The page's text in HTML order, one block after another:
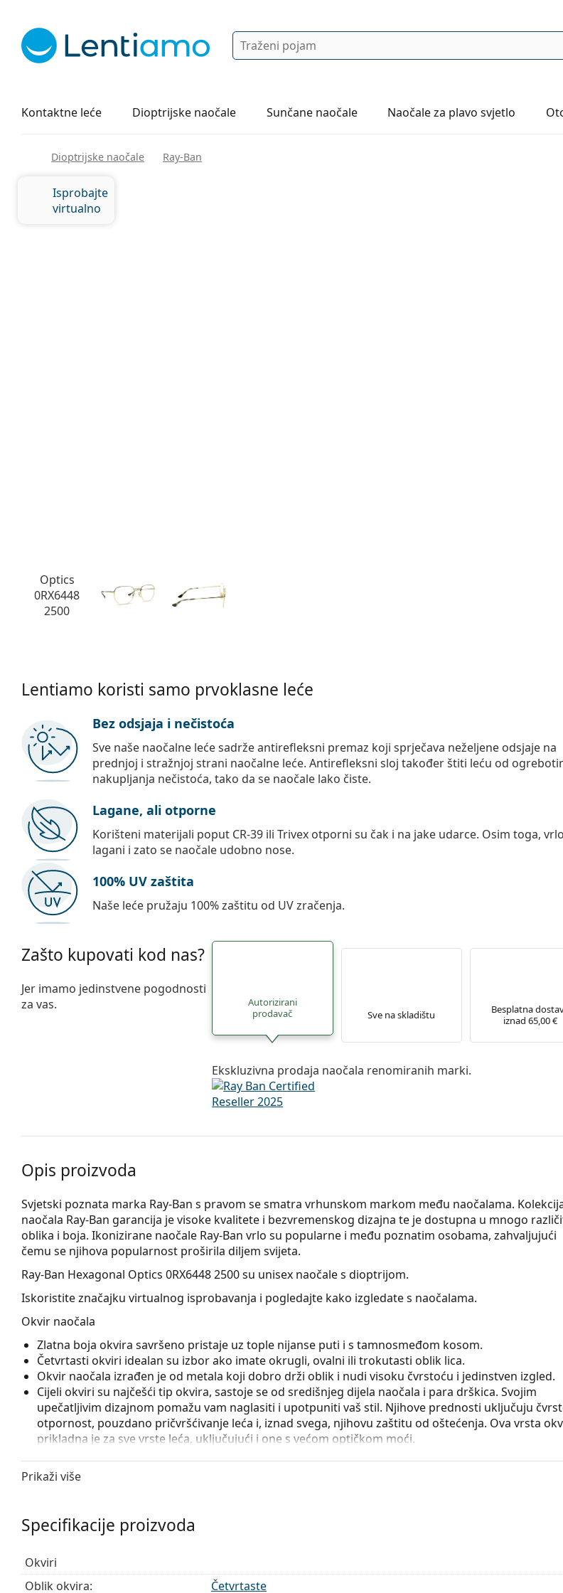
Pretraga
Kontaktne leće
Otopine za leće Dioptrijske naočale Sunčane naočale Naočaleza plavo svjetlo
Sve o kupovini
Dioptrijske naočale Ray-Ban
Isprobajte
virtualno
Lentiamo koristi samo prvoklasne leće
Bez odsjaja i nečistoća
Sve naše naočalne leće sadrže antirefleksni premaz koji sprječava neželjene odsjaje na
prednjoj i stražnjoj strani naočalne leće. Antirefleksni sloj također štiti leću od
nakupljanja nečistoća, tako da se naočale lako čiste.
Lagane, ali otporne
Korišteni materijali poput CR-39 ili Trivex otporni su čak i na jake udarce. Osim toga,
lagani i zato se naočale udobno nose.
100% UV zaštita
Naše leće pružaju 100% zaštitu od UV zračenja.
Zašto kupovati kod nas?
Jer imamo jedinstvene pogodnosti
za vas.
Autorizirani
prodavač
Sve na skladištu
Besplatna
iznad 65,00 €
Ekskluzivna prodaja naočala renomiranih marki.
Opis proizvoda
Svjetski poznata marka Ray-Ban s pravom se smatra vrhunskom markom među naočalama.
naočala Ray-Ban garancija je visoke kvalitete i bezvremenskog dizajna te je dostupna u mnogo
oblika i boja. Ikonizirane naočale Ray-Ban vrlo su popularne i među poznatim osobama, zahvaljujući
čemu se njihova popularnost proširila diljem svijeta.
Ray-Ban Hexagonal Optics 0RX6448 2500su unisex naočale s dioptrijom.
Iskoristite značajku virtualnog isprobavanja i pogledajte kako izgledate s naočalama.
Okvir naočala
Zlatna boja okvira savršeno pristaje uz tople nijanse puti i s tamnosmeđom kosom.
Četvrtasti okviri idealan su izbor ako imate okrugli, ovalni ili trokutasti oblik lica.
Okvir naočala izrađen je od metala koji dobro drži oblik i nudi visoku čvrstoću i jedinstven izgled.
Cijeli okviri su najčešći tip okvira, sastoje se od središnjeg dijela naočala i para drškica. Svojim
upečatljivim dizajnom pomažu vam naglasiti i upotpuniti vaš stil. Njihove prednosti uključuju
otpornost, pouzdano pričvršćivanje leća i, iznad svega, njihovu zaštitu od oštećenja. Ova vrsta
prikladna je za sve vrste leća, uključujući i one s većom optičkom moći.
prilagođavaju obliku nosa i tako osiguravaju veći komfor pri nošenju. Podešavanje nosnih jastučića
uvijek treba obaviti iskusni optičar kako bi se izbjegla oštećenja ili lom zbog nestručne
Naočale isporučujemo s originalnom futrolom. Boja futrole i njena izvedba mogu se razlikovati.
sadržavati tekstilnu vrećicu.
Istražite cijelu ponudu
dioptrijskih naočalakako biste pronašli više stilova ili provjerite naš
Prikaži više
Specifikacije proizvoda
Okviri
Oblik okvira:
Četvrtaste